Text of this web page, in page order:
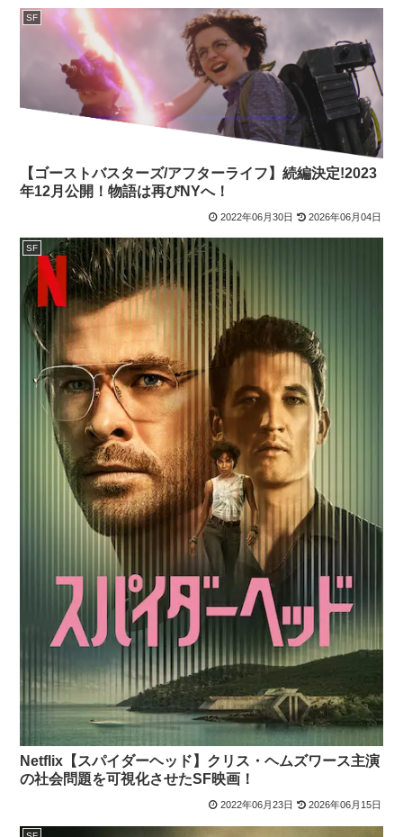
SF
【ゴーストバスターズ/アフターライフ】続編決定!2023
年12月公開！物語は再びNYへ！
2022年06月30日 2026年06月04日
SF
Netflix【スパイダーヘッド】クリス・ヘムズワース主演
の社会問題を可視化させたSF映画！
2022年06月23日 2026年06月15日